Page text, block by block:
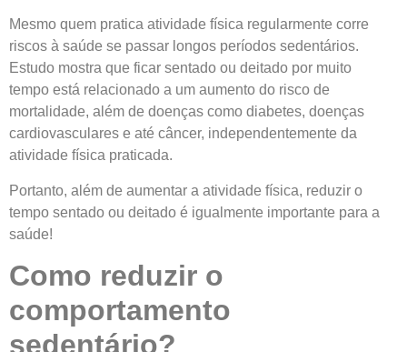
Mesmo quem pratica atividade física regularmente corre
riscos à saúde se passar longos períodos sedentários.
Estudo mostra que ficar sentado ou deitado por muito
tempo está relacionado a um aumento do risco de
mortalidade, além de doenças como diabetes, doenças
cardiovasculares e até câncer, independentemente da
atividade física praticada.
Portanto, além de aumentar a atividade física, reduzir o
tempo sentado ou deitado é igualmente importante para a
saúde!
Como reduzir o
comportamento
sedentário?